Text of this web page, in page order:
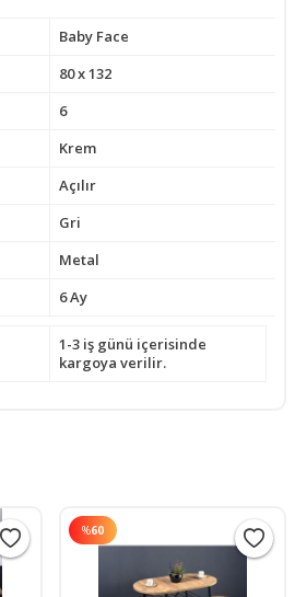
Baby Face
80 x 132
6
Krem
Açılır
Gri
Metal
6 Ay
1-3 iş günü içerisinde
kargoya verilir.
%60